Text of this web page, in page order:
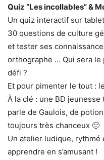
Quiz “Les incollables” &
Un quiz interactif sur
30 questions de culture
et tester ses
orthographe … Qui sera le
défi ?
Et pour pimenter le tout :
À la clé : une BD
parle de Gaulois, de
toujours très chanceux 🙂
Un atelier ludique, rythmé
apprendre en s’amusant !